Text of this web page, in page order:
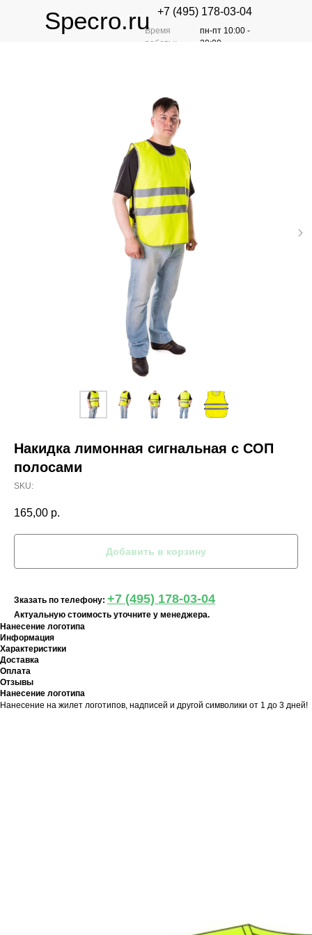
Время
работы:
пн-пт 10:00 -
20:00
+7 (495) 178-03-04
Specro.ru
Накидка лимонная сигнальная с СОП
полосами
SKU:
165,00 р.
Добавить в корзину
Зказать по телефону: +7 (495) 178-03-04
Актуальную стоимость уточните у менеджера.
Нанесение логотипа
Информация
Характеристики
Доставка
Оплата
Отзывы
Нанесение логотипа
Нанесение на жилет логотипов, надписей и другой символики от 1 до 3 дней!